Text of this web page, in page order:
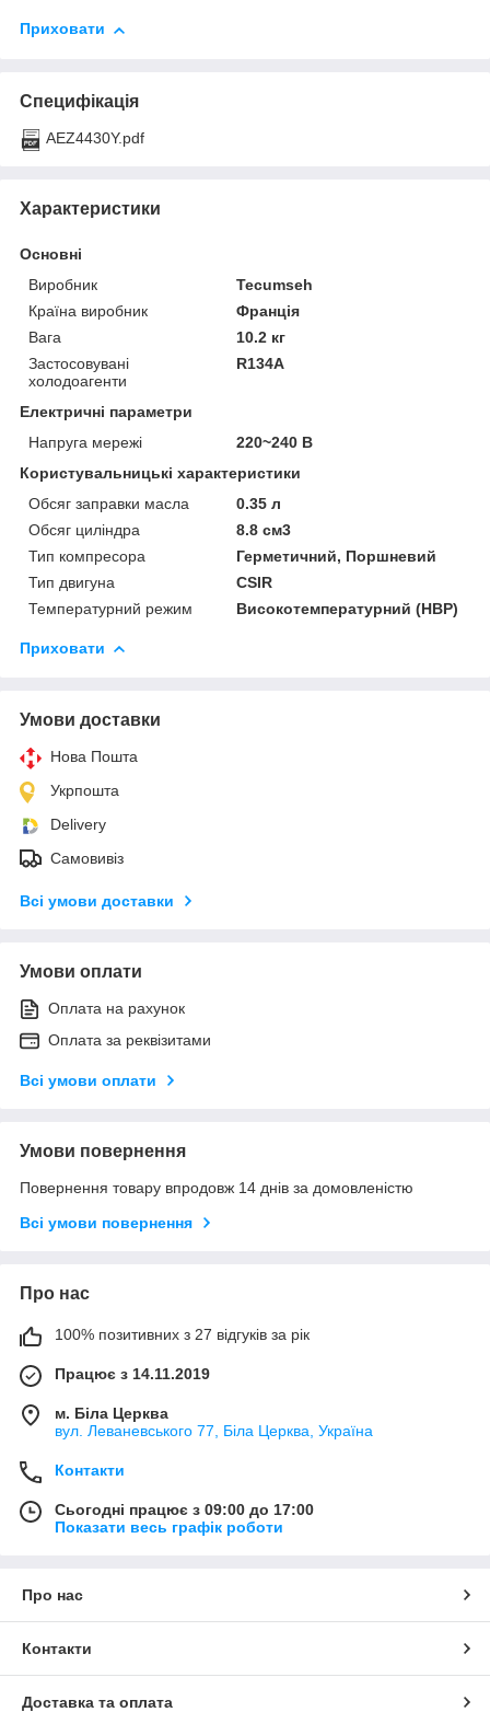
Приховати
Специфікація
AEZ4430Y.pdf
Характеристики
Основні
Виробник
Tecumseh
Країна виробник
Франція
Вага
10.2 кг
Застосовувані
холодоагенти
R134A
Електричні параметри
Напруга мережі
220~240 В
Користувальницькі характеристики
Обсяг заправки масла
0.35 л
Обсяг циліндра
8.8 см3
Тип компресора
Герметичний, Поршневий
Тип двигуна
CSIR
Температурний режим
Високотемпературний (HBP)
Приховати
Умови доставки
Нова Пошта
Укрпошта
Delivery
Самовивіз
Всі умови доставки
Умови оплати
Оплата на рахунок
Оплата за реквізитами
Всі умови оплати
Умови повернення
Повернення товару впродовж 14 днів за домовленістю
Всі умови повернення
Про нас
100% позитивних з 27 відгуків за рік
Працює з 14.11.2019
м. Біла Церква
вул. Леваневського 77, Біла Церква, Україна
Контакти
Сьогодні працює з 09:00 до 17:00
Показати весь графік роботи
Про нас
Контакти
Доставка та оплата